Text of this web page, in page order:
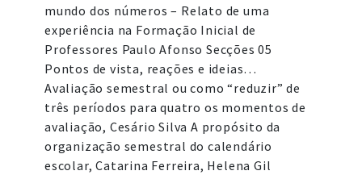
mundo dos números – Relato de uma
experiência na Formação Inicial de
Professores Paulo Afonso Secções 05
Pontos de vista, reações e ideias…
Avaliação semestral ou como “reduzir” de
três períodos para quatro os momentos de
avaliação, Cesário Silva A propósito da
organização semestral do calendário
escolar, Catarina Ferreira, Helena Gil